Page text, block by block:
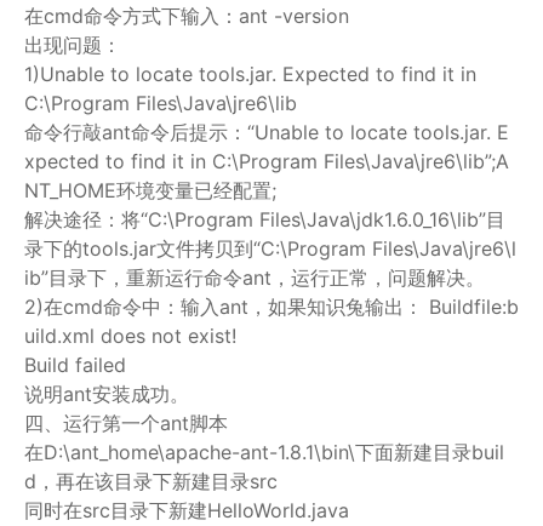
在cmd命令方式下输入：ant -version
出现问题：
1)Unable to locate tools.jar. Expected to find it in
C:\Program Files\Java\jre6\lib
命令行敲ant命令后提示：“Unable to locate tools.jar. E
xpected to find it in C:\Program Files\Java\jre6\lib”;A
NT_HOME环境变量已经配置;
解决途径：将“C:\Program Files\Java\jdk1.6.0_16\lib”目
录下的tools.jar文件拷贝到“C:\Program Files\Java\jre6\l
ib”目录下，重新运行命令ant，运行正常，问题解决。
2)在cmd命令中：输入ant，如果知识兔输出： Buildfile:b
uild.xml does not exist!
Build failed
说明ant安装成功。
四、运行第一个ant脚本
在D:\ant_home\apache-ant-1.8.1\bin\下面新建目录buil
d，再在该目录下新建目录src
同时在src目录下新建HelloWorld.java